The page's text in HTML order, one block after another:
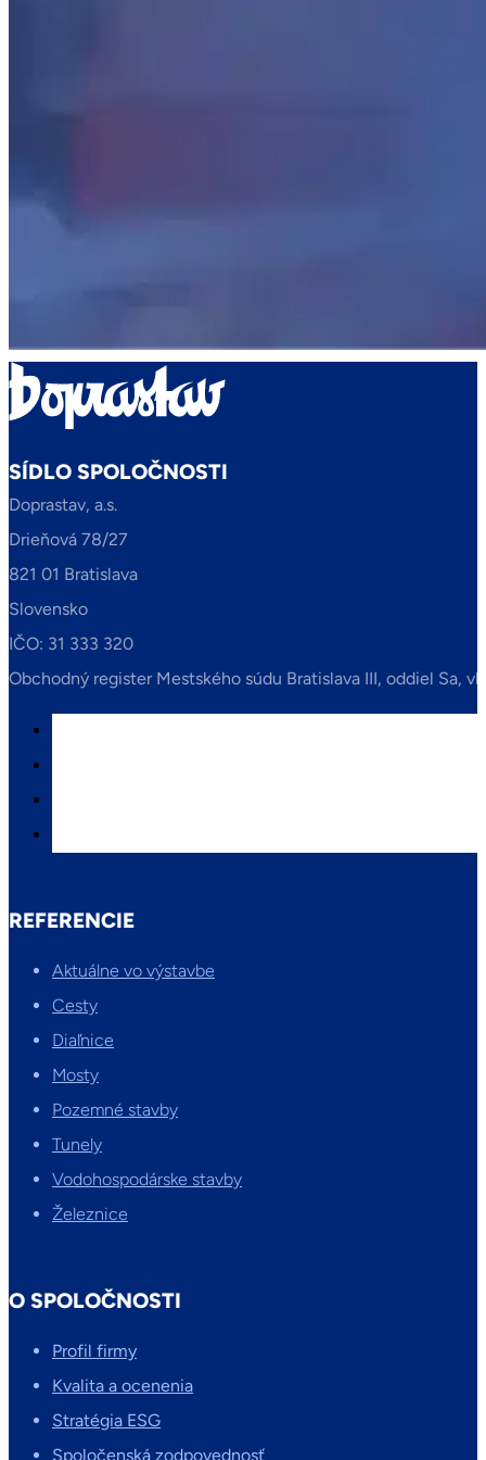
SÍDLO SPOLOČNOSTI
Doprastav, a.s.
Drieňová 78/27
821 01 Bratislava
Slovensko
IČO: 31 333 320
Obchodný register Mestského súdu Bratislava III, oddiel Sa,
REFERENCIE
Aktuálne vo výstavbe
Cesty
Diaľnice
Mosty
Pozemné stavby
Tunely
Vodohospodárske stavby
Železnice
O SPOLOČNOSTI
Profil firmy
Kvalita a ocenenia
Stratégia ESG
Spoločenská zodpovednosť